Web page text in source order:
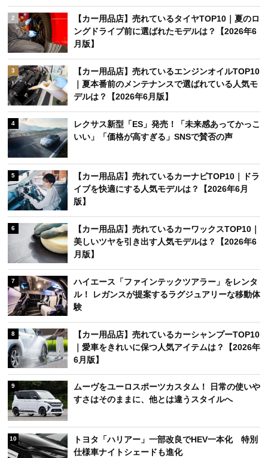
2
【カー用品店】売れているタイヤTOP10｜夏のロ
ングドライブ前に選ばれたモデルは？【2026年6
月版】
3
【カー用品店】売れているエンジンオイルTOP10
｜夏本番前のメンテナンスで選ばれている人気モ
デルは？【2026年6月版】
4
レクサス新型「ES」発売！「未来感あってかっこ
いい」「価格が高すぎる」SNSで賛否の声
5
【カー用品店】売れているカーナビTOP10｜ドラ
イブを快適にする人気モデルは？【2026年6月
版】
6
【カー用品店】売れているカーワックスTOP10｜
美しいツヤを引き出す人気モデルは？【2026年6
月版】
7
ハイエース「ファインテックツアラー」をレンタ
ル！ レガンスが提案するラグジュアリーな移動体
験
8
【カー用品店】売れているカーシャンプーTOP10
｜愛車をきれいに保つ人気アイテムは？【2026年
6月版】
9
ムーヴをユーロスポーツカスタム！ 日常の使いや
すさはそのままに、他とは違うスタイルへ
10
トヨタ「ハリアー」一部改良でHEV一本化 特別
仕様車ナイトシェードも進化